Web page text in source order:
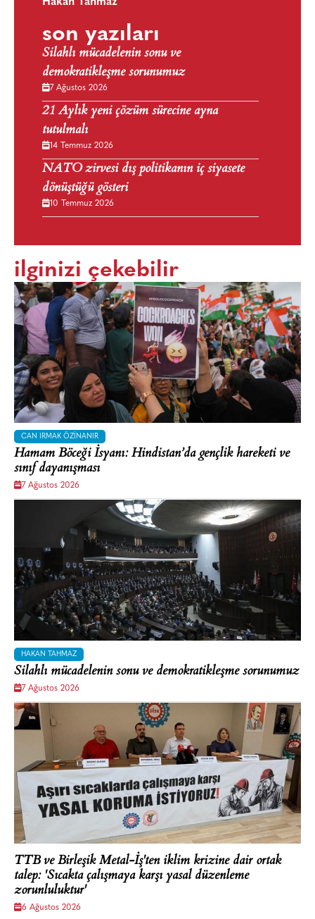
son yazıları
Silahlı mücadelenin sonu ve
demokratikleşme sorunumuz
7 Ağustos 2026
21 Aylık yeni çözüm sürecine ayna
tutulmalı
14 Temmuz 2026
NATO zirvesi dış politikanın iç siyasete
dönüştüğü gösteri
10 Temmuz 2026
ilginizi çekebilir
CAN IRMAK ÖZINANIR
Hamam Böceği İsyanı: Hindistan’da gençlik hareketi ve
sınıf dayanışması
7 Ağustos 2026
HAKAN TAHMAZ
Silahlı mücadelenin sonu ve demokratikleşme sorunumuz
7 Ağustos 2026
TTB ve Birleşik Metal-İş'ten iklim krizine dair ortak
talep: 'Sıcakta çalışmaya karşı yasal düzenleme
zorunluluktur'
6 Ağustos 2026